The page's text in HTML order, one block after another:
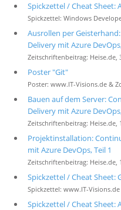
Spickzettel / Cheat Sheet:
Spickzettel: Windows
Ausrollen per
Delivery mit Azure
Zeitschriftenbeitrag: Heise.de,
Poster "Git"
Poster: www.IT-Visions.de &
Bauen auf dem Server:
Delivery mit Azure
Zeitschriftenbeitrag: Heise.de,
Projektinstallation:
mit Azure DevOps, Teil 1
Zeitschriftenbeitrag: Heise.de,
Spickzettel / Cheat Sheet:
Spickzettel: www.IT-
Spickzettel / Cheat Sheet: